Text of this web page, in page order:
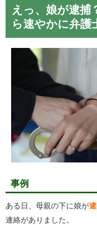
えっ、娘が逮捕
ら速やかに弁護
事例
ある日、母親の下に娘が
連絡がありました。